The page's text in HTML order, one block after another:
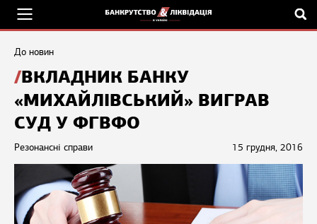
До новин
ВКЛАДНИК БАНКУ
«МИХАЙЛІВСЬКИЙ» ВИГРАВ
СУД У ФГВФО
15 грудня, 2016
Резонансні справи